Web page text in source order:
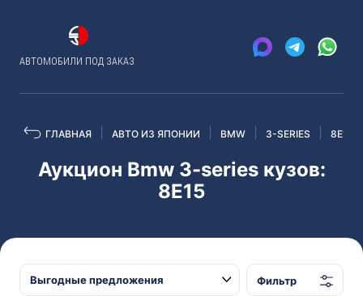
АВТОМОБИЛИ ПОД ЗАКАЗ
ГЛАВНАЯ АВТО ИЗ ЯПОНИИ BMW 3-SERIES 8E15
Аукцион Bmw 3-series кузов:
8E15
Фильтр